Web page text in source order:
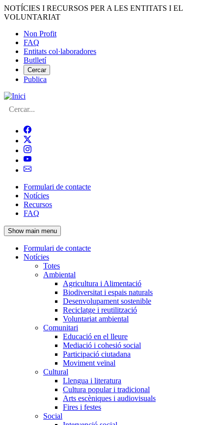
Vés
al
NOTÍCIES I RECURSOS PER A LES ENTITATS I EL
VOLUNTARIAT
Menú
del
compte
d'usuari
Non Profit
FAQ
Entitats col·laboradores
Butlletí
Cercar
Publica
Cerca
Navegació
principal
de
l'encapçalament
Formulari de contacte
Notícies
Recursos
FAQ
Show main menu
Navegació
principal
Formulari de contacte
Notícies
Totes
Ambiental
Agricultura i Alimentació
Biodiversitat i espais naturals
Desenvolupament sostenible
Reciclatge i reutilització
Voluntariat ambiental
Comunitari
Educació en el lleure
Mediació i cohesió social
Participació ciutadana
Moviment veïnal
Cultural
Llengua i literatura
Cultura popular i tradicional
Arts escèniques i audiovisuals
Fires i festes
Social